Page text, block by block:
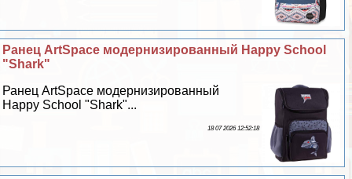
Ранец ArtSpace модернизированный Happy School
"Shark"
Ранец ArtSpace модернизированный
Happy School "Shark"...
18 07 2026 12:52:18